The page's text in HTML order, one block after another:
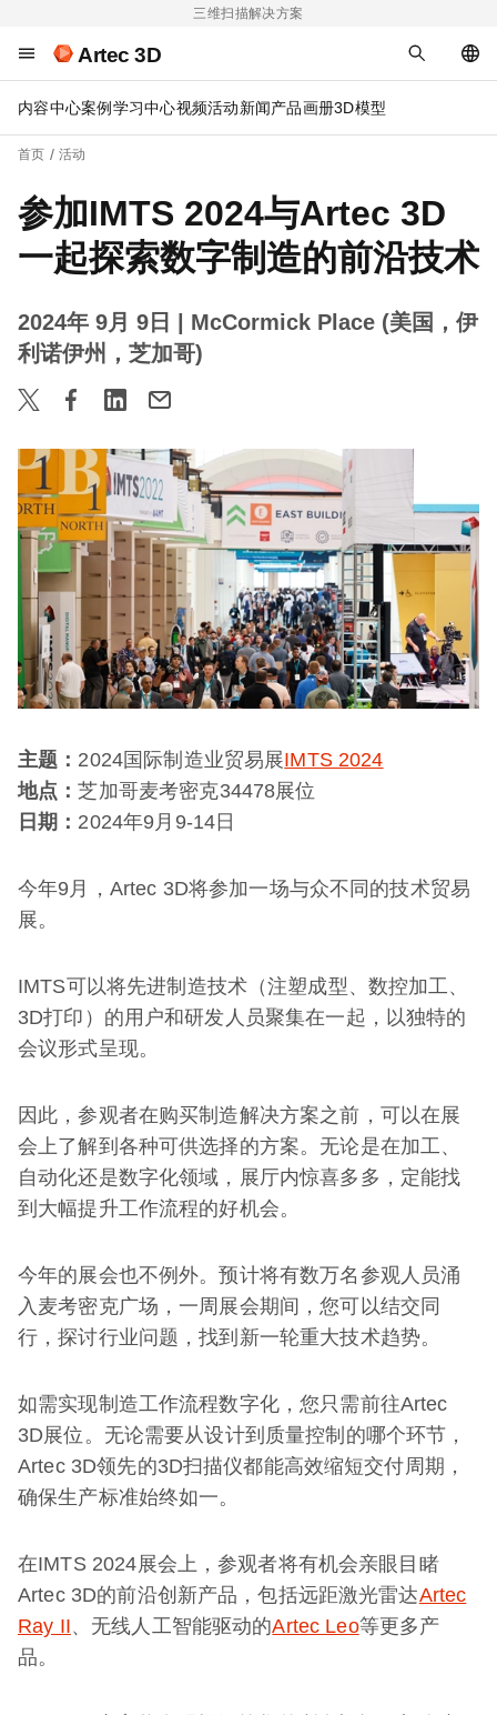
三维扫描解决方案
Artec 3D
内容中心案例 学习中心视频活动新闻产品画册3D模型
首页 活动
参加IMTS 2024与Artec 3D
一起探索数字制造的前沿技术
2024年 9月 9日
| McCormick Place (美国，伊
利诺伊州，芝加哥)
主题： 2024国际制造业贸易展IMTS 2024
地点：芝加哥麦考密克34478展位
日期： 2024年9月9-14日
今年9月，Artec 3D将参加一场与众不同的技术贸易
展。
IMTS可以将先进制造技术（注塑成型、数控加工、
3D打印）的用户和研发人员聚集在一起，以独特的
会议形式呈现。
因此，参观者在购买制造解决方案之前，可以在展
会上了解到各种可供选择的方案。无论是在加工、
自动化还是数字化领域，展厅内惊喜多多，定能找
到大幅提升工作流程的好机会。
今年的展会也不例外。预计将有数万名参观人员涌
入麦考密克广场，一周展会期间，您可以结交同
行，探讨行业问题，找到新一轮重大技术趋势。
如需实现制造工作流程数字化，您只需前往Artec
3D展位。无论需要从设计到质量控制的哪个环节，
Artec 3D领先的3D扫描仪都能高效缩短交付周期，
确保生产标准始终如一。
在IMTS 2024展会上，参观者将有机会亲眼目睹
Artec 3D的前沿创新产品，包括远距激光雷达Artec
Ray II、无线人工智能驱动的Artec Leo等更多产
品。